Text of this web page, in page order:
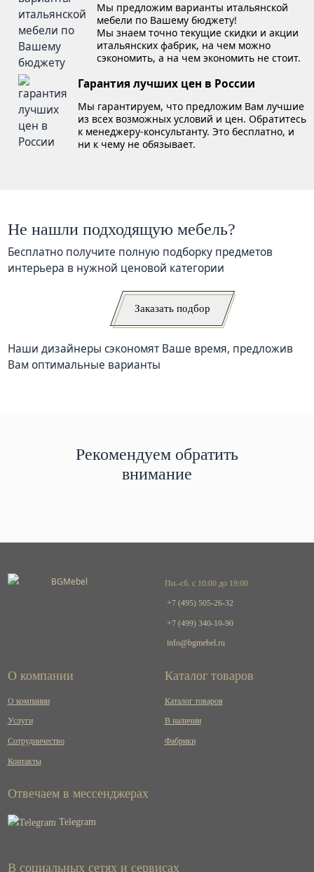
Мы предложим варианты итальянской
мебели по Вашему бюджету!
Мы знаем точно текущие скидки и акции
итальянских фабрик, на чем можно
сэкономить, а на чем экономить не стоит.
Гарантия лучших цен в России
Мы гарантируем, что предложим Вам лучшие
из всех возможных условий и цен. Обратитесь
к менеджеру-консультанту. Это бесплатно, и
ни к чему не обязывает.
Не нашли подходящую мебель?
Бесплатно получите полную подборку предметов
интерьера в нужной ценовой категории
Заказать подбор
Наши дизайнеры сэкономят Ваше время, предложив
Вам оптимальные варианты
Рекомендуем обратить
внимание
Пн.-сб. с 10:00 до 19:00
+7 (495) 505-26-32
+7 (499) 340-10-90
info@bgmebel.ru
О компании
О компании
Услуги
Сотрудничество
Контакты
Каталог товаров
Каталог товаров
В наличии
Фабрики
Отвечаем в мессенджерах
Telegram
В социальных сетях и сервисах